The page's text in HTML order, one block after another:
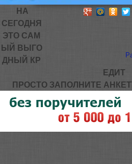
НА
СЕГОДНЯ
ЭТО САМ
ЫЙ ВЫГО
ДНЫЙ КР
ЕДИТ
ПРОСТО ЗАПОЛНИТЕ